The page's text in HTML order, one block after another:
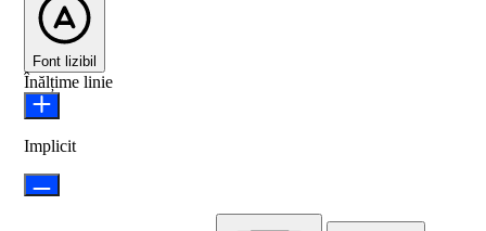
Font lizibil
Înălțime linie
Implicit